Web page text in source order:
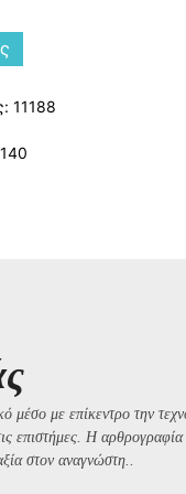
11188
με επίκεντρο την
επιστήμες. Η
στον αναγνώστη..